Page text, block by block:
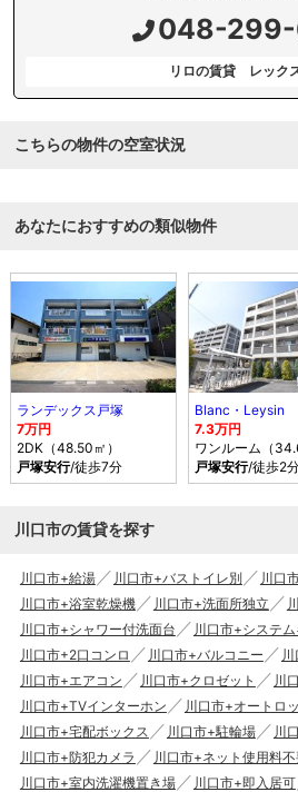
048-299-
リロの賃貸 レック
こちらの物件の空室状況
あなたにおすすめの類似物件
ランデックス戸塚
7万円
2DK（48.50㎡）
戸塚安行/徒歩7分
Blanc・Leysin
7.3万円
ワンルーム（
戸塚安行/徒歩2
川口市の賃貸を探す
川口市+給湯 川口市+バストイレ別
川口
川口市+浴室乾燥機
川口市+洗面所独立
川口市+シャワー付洗面台
川口市+システ
川口市+2口コンロ
川口市+バルコニー
川口市+エアコン
川口市+クロゼット
川
川口市+TVインターホン
川口市+オートロ
川口市+宅配ボックス
川口市+駐輪場
川
川口市+防犯カメラ
川口市+ネット使用料
川口市+室内洗濯機置き場
川口市+即入居可